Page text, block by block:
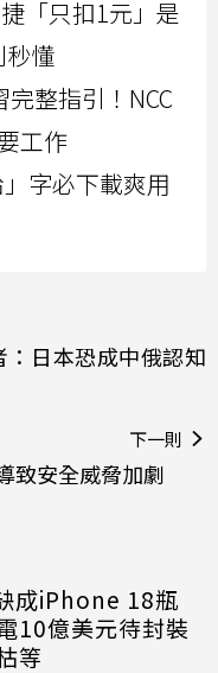
「只扣1元」是
秒懂
整指引！NCC
工作
字必下載爽用
日本恐成中俄認知
下一則
致安全威脅加劇
成iPhone 18瓶
10億美元待封裝
等